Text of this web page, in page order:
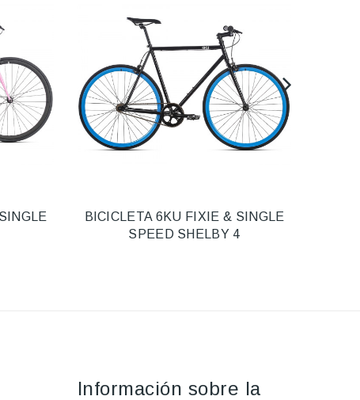
BICICLETA 6KU FIXIE & SINGLE
SPEED SHELBY 4
Información sobre la